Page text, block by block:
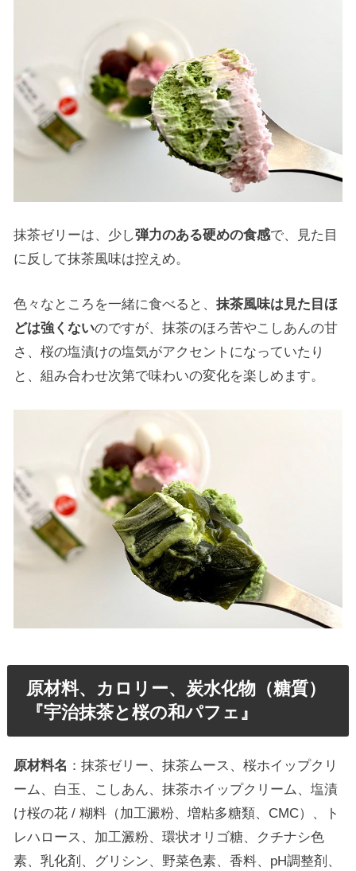
抹茶ゼリーは、少し弾力のある硬めの食感で、見た目
に反して抹茶風味は控えめ。
色々なところを一緒に食べると、抹茶風味は見た目ほ
どは強くないのですが、抹茶のほろ苦やこしあんの甘
さ、桜の塩漬けの塩気がアクセントになっていたり
と、組み合わせ次第で味わいの変化を楽しめます。
原材料、カロリー、炭水化物（糖質）
『宇治抹茶と桜の和パフェ』
原材料名 ：抹茶ゼリー、抹茶ムース、桜ホイップクリ
ーム、白玉、こしあん、抹茶ホイップクリーム、塩漬
け桜の花 / 糊料（加工澱粉、増粘多糖類、CMC）、ト
レハロース、加工澱粉、環状オリゴ糖、クチナシ色
素、乳化剤、グリシン、野菜色素、香料、pH調整剤、